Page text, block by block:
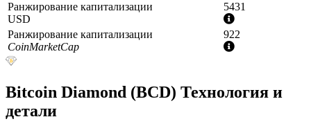
Ранжирование капитализации
USD
5431
информация
Ранжирование капитализации
CoinMarketCap
922
Bitcoin Diamond (BCD) Технология и
детали